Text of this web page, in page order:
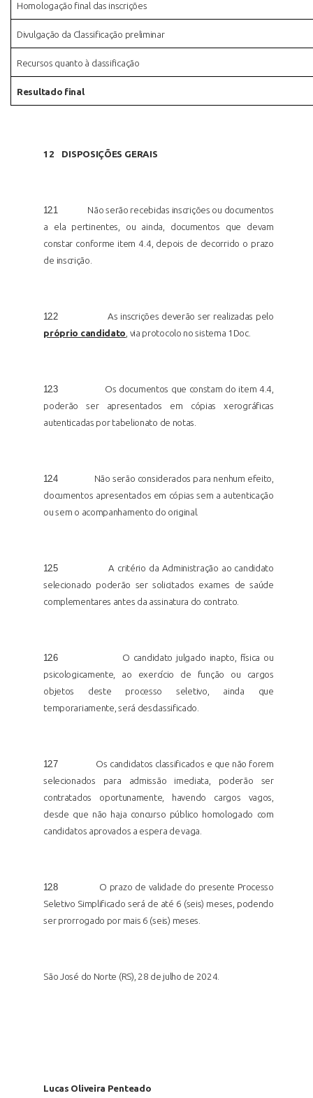
Homologação final das inscrições
Divulgação da Classificação preliminar
Recursos quanto à classificação
Resultado final
12 DISPOSIÇÕES GERAIS
12.1
Não serão recebidas inscrições ou documentos
a ela pertinentes, ou ainda, documentos que devam
constar conforme item 4.4, depois de decorrido o prazo
de inscrição.
12.2
As inscrições deverão ser realizadas pelo
próprio candidato, via protocolo no sistema 1Doc.
12.3
Os documentos que constam do item 4.4,
poderão ser apresentados em cópias xerográficas
autenticadas por tabelionato de notas.
12.4
Não serão considerados para nenhum efeito,
documentos apresentados em cópias sem a autenticação
ou sem o acompanhamento do original.
12.5
A critério da Administração ao candidato
selecionado poderão ser solicitados exames de saúde
complementares antes da assinatura do contrato.
12.6
O candidato julgado inapto, física ou
psicologicamente, ao exercício de função ou cargos
objetos deste processo seletivo, ainda que
temporariamente, será desclassificado.
12.7
Os candidatos classificados e que não forem
selecionados para admissão imediata, poderão ser
contratados oportunamente, havendo cargos vagos,
desde que não haja concurso público homologado com
candidatos aprovados a espera devaga.
12.8
O prazo de validade do presente Processo
Seletivo Simplificado será de até 6 (seis) meses, podendo
ser prorrogado por mais 6 (seis) meses.
São José do Norte (RS), 28 de julho de 2024.
Lucas Oliveira Penteado